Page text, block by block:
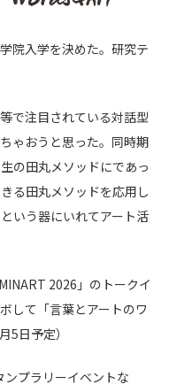
院入学を決めた。研究テ
で注目されている対話型
ゃおうと思った。同時期
の田丸メソッドにであっ
る田丸メソッドを応用し
いう器にいれてアート活
2026」のトークイ
して「言葉とアートのワ
5日予定）
プラリーイベントな